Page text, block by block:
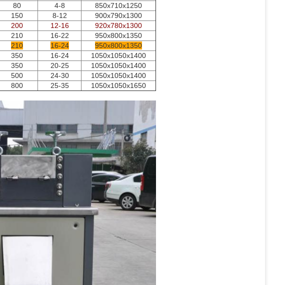
80 4-8
850x710x1250
150 8-12
900x790x1300
200 12-16
920x780x1300
210 16-22
950x800x1350
210 16-24
950x800x1350
350 16-24
1050x1050x1400
350 20-25
1050x1050x1400
500 24-30
1050x1050x1400
800 25-35 1050x1050x1650